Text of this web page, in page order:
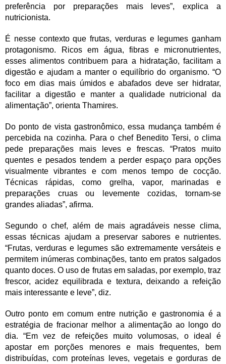
preferência por preparações mais leves”, explica a
nutricionista.
É nesse contexto que frutas, verduras e legumes ganham
protagonismo. Ricos em água, fibras e micronutrientes,
esses alimentos contribuem para a hidratação, facilitam a
digestão e ajudam a manter o equilíbrio do organismo. “O
foco em dias mais úmidos e abafados deve ser hidratar,
facilitar a digestão e manter a qualidade nutricional da
alimentação”, orienta Thamires.
Do ponto de vista gastronômico, essa mudança também é
percebida na cozinha. Para o chef Benedito Tersi, o clima
pede preparações mais leves e frescas. “Pratos muito
quentes e pesados tendem a perder espaço para opções
visualmente vibrantes e com menos tempo de cocção.
Técnicas rápidas, como grelha, vapor, marinadas e
preparações cruas ou levemente cozidas, tornam-se
grandes aliadas”, afirma.
Segundo o chef, além de mais agradáveis nesse clima,
essas técnicas ajudam a preservar sabores e nutrientes.
“Frutas, verduras e legumes são extremamente versáteis e
permitem inúmeras combinações, tanto em pratos salgados
quanto doces. O uso de frutas em saladas, por exemplo, traz
frescor, acidez equilibrada e textura, deixando a refeição
mais interessante e leve”, diz.
Outro ponto em comum entre nutrição e gastronomia é a
estratégia de fracionar melhor a alimentação ao longo do
dia. “Em vez de refeições muito volumosas, o ideal é
apostar em porções menores e mais frequentes, bem
distribuídas, com proteínas leves, vegetais e gorduras de